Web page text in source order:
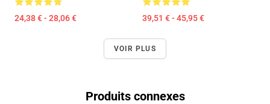
24,38 € - 28,06 € 39,51 € - 45,95 €
VOIR PLUS
Produits connexes